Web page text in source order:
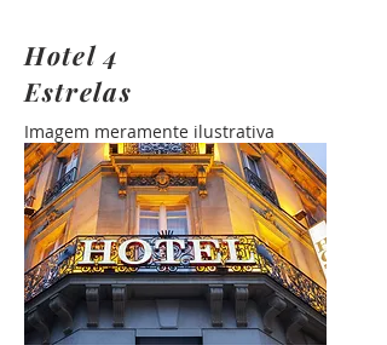
Hotel 4
Estrelas
Imagem meramente ilustrativa